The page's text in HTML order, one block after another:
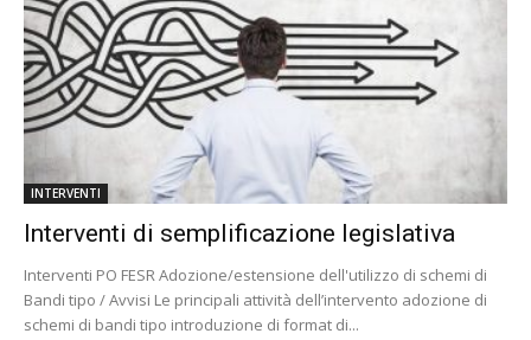
INTERVENTI
Interventi di semplificazione legislativa
Interventi PO FESR Adozione/estensione dell'utilizzo di schemi di
Bandi tipo / Avvisi Le principali attività dell’intervento adozione di
schemi di bandi tipo introduzione di format di...